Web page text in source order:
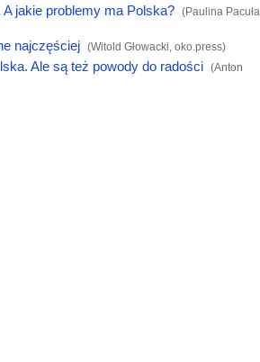
jakie problemy ma Polska? (Paulina Pacuła,
najczęściej (Witold Głowacki, oko.press)
Ale są też powody do radości (Anton